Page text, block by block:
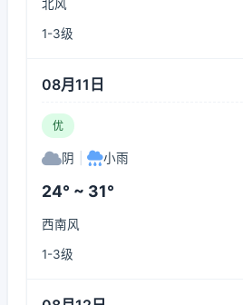
北风
1-3级
08月11日
优
阴 小雨
24° ~ 31°
西南风
1-3级